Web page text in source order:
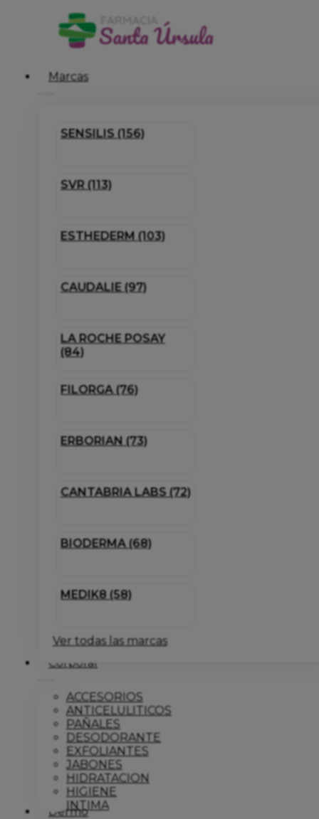
Marcas
SENSILIS (156)
SVR (113)
ESTHEDERM (103)
CAUDALIE (97)
LA ROCHE POSAY
(84)
FILORGA (76)
ERBORIAN (73)
CANTABRIA LABS (72)
BIODERMA (68)
MEDIK8 (58)
Ver todas las marcas
Corporal
ACCESORIOS
ANTICELULITICOS
PAÑALES
DESODORANTE
EXFOLIANTES
JABONES
HIDRATACION
HIGIENE
INTIMA
Dermo